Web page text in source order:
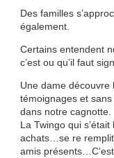
Des familles
également.
Certains entendent
c’est ou qu’il faut
Une dame découvre
témoignages et
dans notre cagnotte.
La Twingo qui
achats…se re
amis